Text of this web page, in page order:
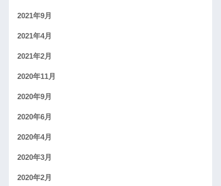
2021年9月
2021年4月
2021年2月
2020年11月
2020年9月
2020年6月
2020年4月
2020年3月
2020年2月